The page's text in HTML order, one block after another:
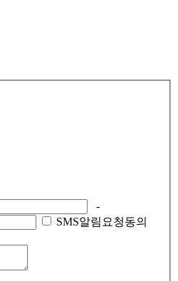
-
SMS알림요청동의